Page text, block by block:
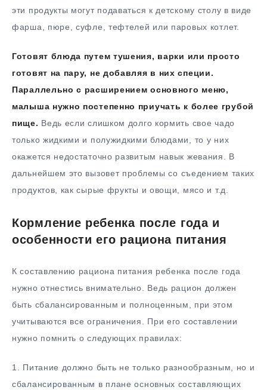
эти продукты могут подаваться к детскому столу в виде
фарша, пюре, суфле, тефтелей или паровых котлет.
Готовят блюда путем тушения, варки или просто
готовят на пару, не добавляя в них специи.
Параллельно с расширением основного меню,
малыша нужно постепенно приучать к более грубой
пище. Ведь если слишком долго кормить свое чадо
только жидкими и полужидкими блюдами, то у них
окажется недостаточно развитым навык жевания. В
дальнейшем это вызовет проблемы со съедением таких
продуктов, как сырые фрукты и овощи, мясо и т.д.
Кормление ребенка после года и
особенности его рациона питания
К составлению рациона питания ребенка после года
нужно отнестись внимательно. Ведь рацион должен
быть сбалансированным и полноценным, при этом
учитываются все ограничения. При его составлении
нужно помнить о следующих правилах:
1. Питание должно быть не только разнообразным, но и
сбалансированным в плане основных составляющих